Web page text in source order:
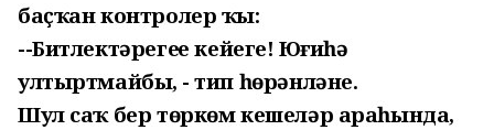
баҫҡан контролер ҡыҙ:
--Битлектәрегеҙҙе кейегеҙ! Юғиһә
ултыртмайбыҙ, - тип һөрәнләне.
Шул саҡ бер төркөм кешеләр араһында,